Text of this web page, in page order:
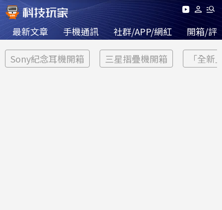
最新文章 手機通訊 社群/APP/網紅 開箱/評
Sony紀念耳機開箱 三星摺疊機開箱 「全新